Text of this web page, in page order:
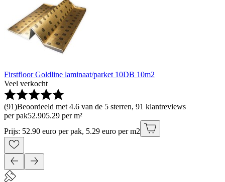
Firstfloor Goldline laminaat/parket 10DB 10m2
Veel verkocht
(91)Beoordeeld met 4.6 van de 5 sterren, 91 klantreviews
per pak52.905.29 per m²
Prijs: 52.90 euro per pak, 5.29 euro per m2